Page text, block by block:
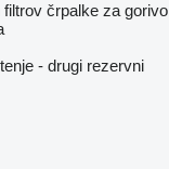
filtrov črpalke za gorivo
- drugi rezervni